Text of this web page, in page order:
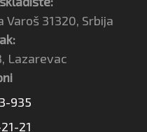
31320, Srbija
Lazarevac
935
21